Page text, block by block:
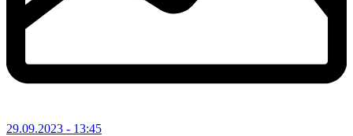
29.09.2023 - 13:45